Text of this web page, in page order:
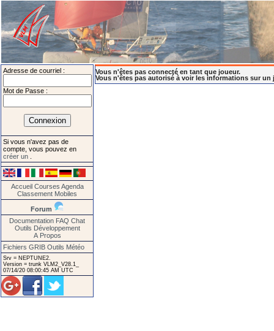
Adresse de courriel :
Mot de Passe :
Si vous n'avez pas de
compte, vous pouvez en
créer un
Accueil Courses Agenda
Classement Mobiles
Forum
Documentation FAQ Chat
Outils Développement
A Propos
Fichiers GRIB Outils Météo
Srv = NEPTUNE2.
Version = trunk VLM2_V28.1_
07/14/20 08:00:45 AM UTC
Vous n'êtes pas connecté en tant que joueur.
Vous n'êtes pas autorisé à voir les informations sur un